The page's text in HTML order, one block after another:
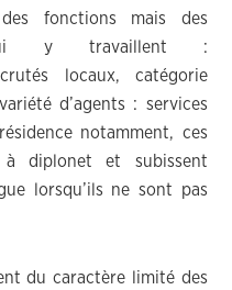
fonctions mais des
qui y travaillent :
locaux, catégorie
d’agents : services
notamment, ces
à diplonet et subissent
lorsqu’ils ne sont pas
du caractère limité des